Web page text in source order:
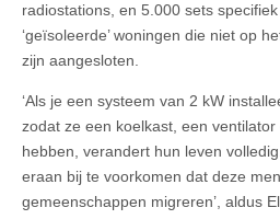
radiostations, en 5.000 sets
‘geïsoleerde’ woningen die niet op
zijn aangesloten.
‘Als je een systeem van 2 kW
zodat ze een koelkast, een
hebben, verandert hun leven
eraan bij te voorkomen dat deze
gemeenschappen migreren’, aldus